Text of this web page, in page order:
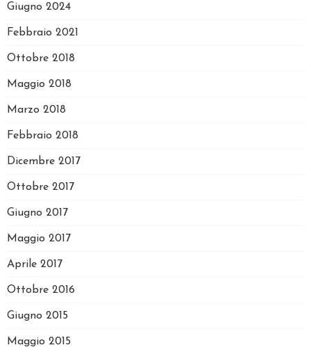
Giugno 2024
Febbraio 2021
Ottobre 2018
Maggio 2018
Marzo 2018
Febbraio 2018
Dicembre 2017
Ottobre 2017
Giugno 2017
Maggio 2017
Aprile 2017
Ottobre 2016
Giugno 2015
Maggio 2015